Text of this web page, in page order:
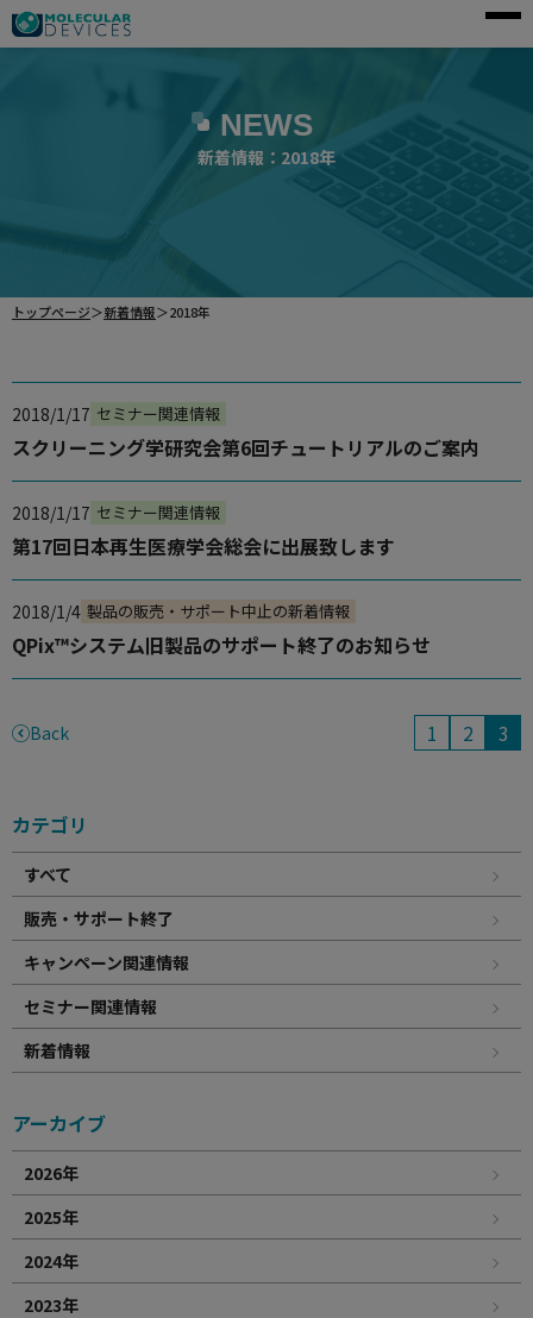
アプリケーション
製品一覧
使用方法についてのお問い合わせ
修理、不具合、点検、移設等のお問い合わせ
NEWS
新着情報：2018年
トップページ＞新着情報＞2018年
2018/1/17 セミナー関連情報
スクリーニング学研究会第6回チュートリアルのご案内
2018/1/17 セミナー関連情報
第17回日本再生医療学会総会に出展致します
2018/1/4 製品の販売・サポート中止の新着情報
QPix™システム旧製品のサポート終了のお知らせ
Back 1 2 3
カテゴリ
すべて
販売・サポート終了
キャンペーン関連情報
セミナー関連情報
新着情報
アーカイブ
2026年
2025年
2024年
2023年